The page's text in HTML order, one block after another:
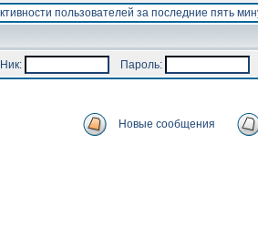
пользователей за последние пять
Ник: Пароль:
Новые сообщения